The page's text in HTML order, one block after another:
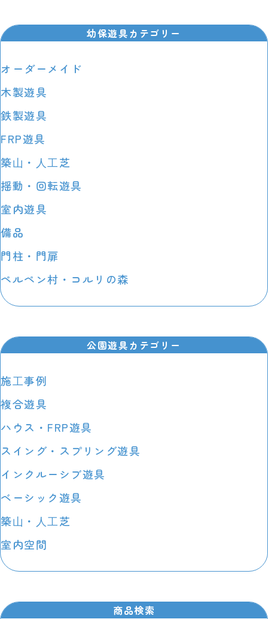
幼保遊具カテゴリー
オーダーメイド
木製遊具
鉄製遊具
FRP遊具
築⼭・⼈⼯芝
揺動・回転遊具
室内遊具
備品
門柱・門扉
ペルペン村・コルリの森
公園遊具カテゴリー
施⼯事例
複合遊具
ハウス・FRP遊具
スイング・スプリング遊具
インクルーシブ遊具
ベーシック遊具
築⼭・⼈⼯芝
室内空間
商品検索